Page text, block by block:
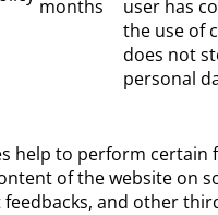
months
user has
the use of
does not
personal
help to perform certain
of the website on
and other